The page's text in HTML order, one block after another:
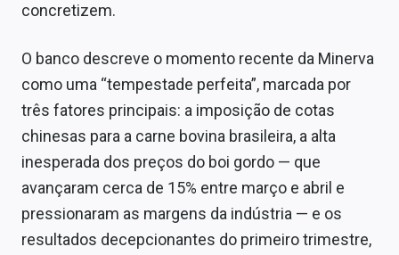
concretizem.
O banco descreve o momento recente da Minerva
como uma “tempestade perfeita”, marcada por
três fatores principais: a imposição de cotas
chinesas para a carne bovina brasileira, a alta
inesperada dos preços do boi gordo — que
avançaram cerca de 15% entre março e abril e
pressionaram as margens da indústria — e os
resultados decepcionantes do primeiro trimestre,